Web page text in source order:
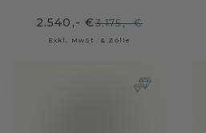
2.540,- €3.175,- €
Exkl. MwSt. & Zölle